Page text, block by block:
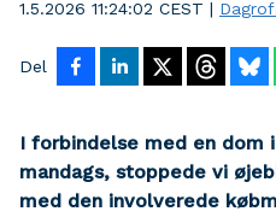
1.5.2026 11:24:02 CEST |
Del
I forbindelse med en dom
mandags, stoppede vi
med den involverede